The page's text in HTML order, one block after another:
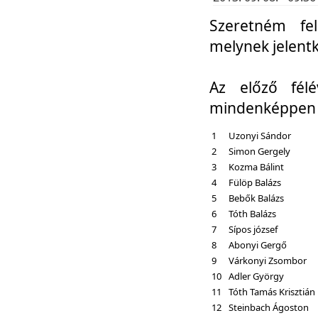
Szeretném
melynek
Az előző
1
Uzonyi Sándor
2
Simon Gergely
3
Kozma Bálint
4
Fülöp Balázs
5
Bebők Balázs
6
Tóth Balázs
7
Sípos józsef
8
Abonyi Gergő
9
Várkonyi Zsombor
10 Adler György
11
Tóth Tamás Krisztián
12 Steinbach Ágoston